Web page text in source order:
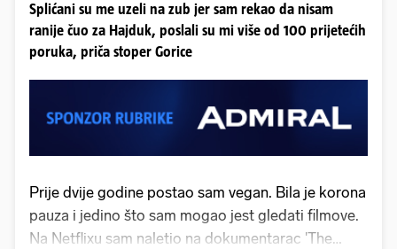
Splićani su me uzeli na zub jer sam rekao da nisam
ranije čuo za Hajduk, poslali su mi više od 100 prijetećih
poruka, priča stoper Gorice
Prije dvije godine postao sam vegan. Bila je korona
pauza i jedino što sam mogao jest gledati filmove.
Na Netflixu sam naletio na dokumentarac 'The